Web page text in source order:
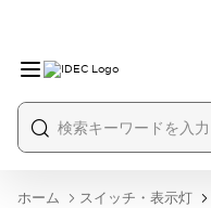
ホーム スイッチ・表示灯